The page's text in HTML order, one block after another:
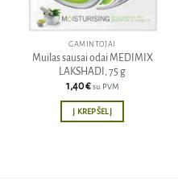
GAMINTOJAI
Muilas sausai odai MEDIMIX
LAKSHADI, 75 g
1,40€ su PVM
Į KREPŠELĮ